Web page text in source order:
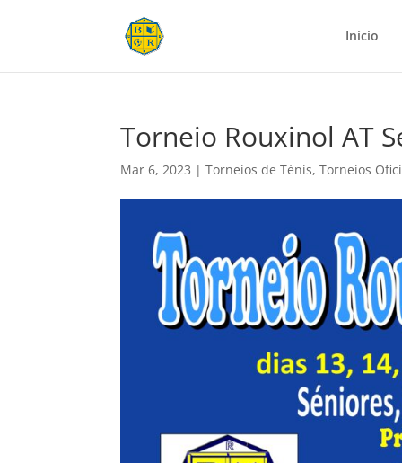
Início
Torneio Rouxinol AT
Mar 6, 2023 |Torneios de Ténis,Torneios